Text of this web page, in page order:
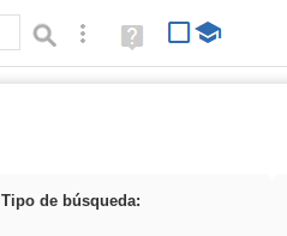
Búsqueda avanzada
Ayuda
(en
Tipo de búsqueda: